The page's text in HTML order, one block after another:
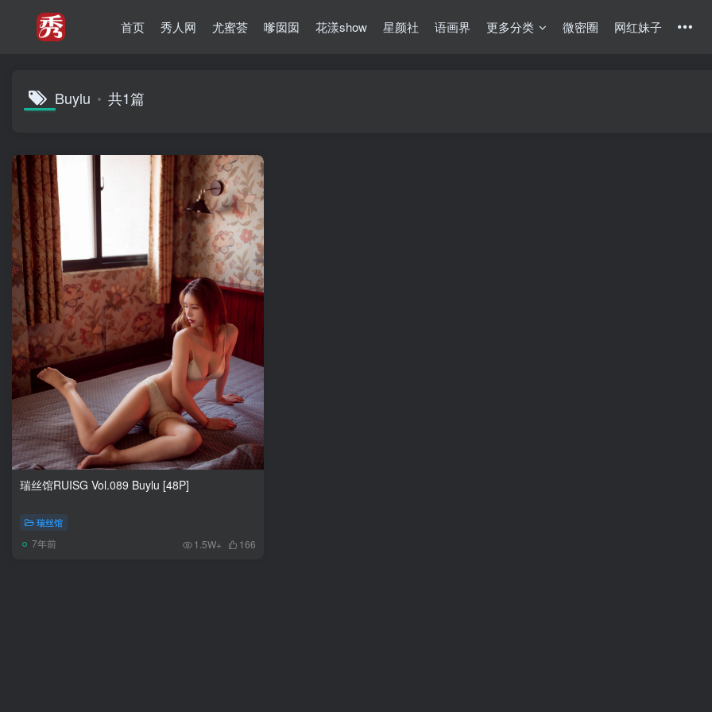
首页 秀人网 尤蜜荟 嗲囡囡 花漾show 星颜社 语画界 更多分类 微密圈 网红妹子
Buylu 共1篇
瑞丝馆RUISG Vol.089 Buylu [48P]
瑞丝馆
7年前 1.5W+ 166